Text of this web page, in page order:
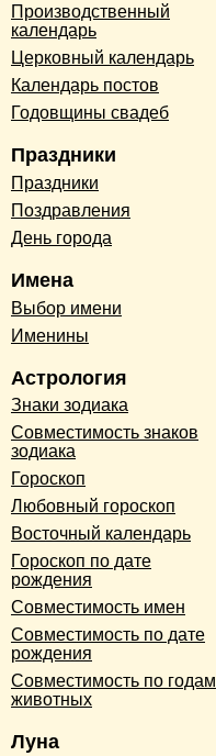
Производственный
календарь
Церковный календарь
Календарь постов
Годовщины свадеб
Праздники
Праздники
Поздравления
День города
Имена
Выбор имени
Именины
Астрология
Знаки зодиака
Совместимость знаков
зодиака
Гороскоп
Любовный гороскоп
Восточный календарь
Гороскоп по дате
рождения
Совместимость имен
Совместимость по дате
рождения
Совместимость по годам
животных
Луна